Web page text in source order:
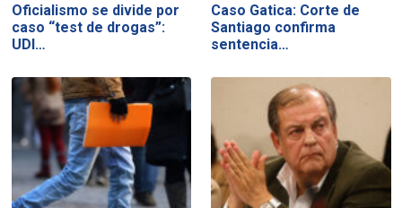
Oficialismo se divide por
caso “test de drogas”:
UDI…
Caso Gatica: Corte de
Santiago confirma
sentencia…